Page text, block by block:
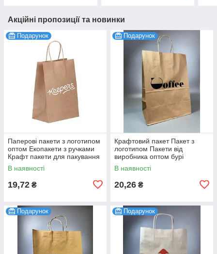
Акційні пропозиції та новинки
Подарунок
Паперові пакети з логотипом
оптом Екопакети з ручками
Крафт пакети для пакування
бурі 150х240х90 мм 100 шт.
В наявності
19,72 ₴
Подарунок
Крафтовий пакет Пакет з
логотипом Пакети від
виробника оптом бурі
190х280х120 мм 100 шт.
В наявності
20,26 ₴
Подарунок Подарунок